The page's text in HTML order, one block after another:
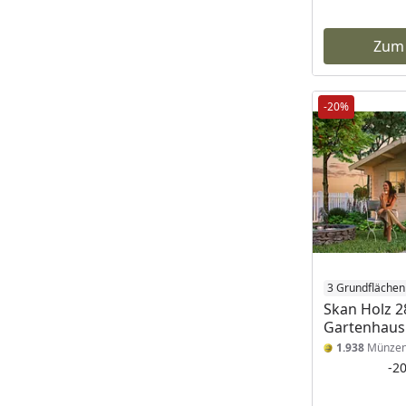
-20%
3 Grundflächen
Skan Holz
1.938
-